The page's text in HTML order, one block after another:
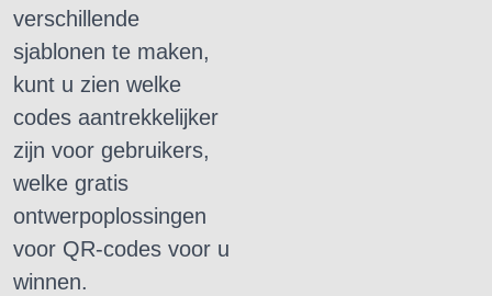
verschillende
sjablonen te maken,
kunt u zien welke
codes aantrekkelijker
zijn voor gebruikers,
welke gratis
ontwerpoplossingen
voor QR-codes voor u
winnen.